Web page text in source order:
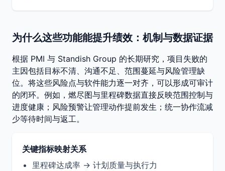
为什么这些功能能提升绩效：机制与数据证据
根据 PMI 与 Standish Group 的长期研究，项目失败的
主因包括目标不清、沟通不足、范围蔓延与风险管理缺
位。将这些风险点与软件能力逐一对齐，可以形成可审计
的闭环。例如，燃尽图与里程碑数据直接反映范围控制与
进度健康；风险预警让管理动作提前发生；统一协作流减
少等待时间与返工。
关键指标映射关系
里程碑达成率 → 计划质量与执行力